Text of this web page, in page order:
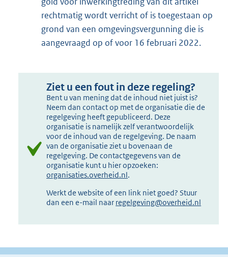
rechtmatig wordt verricht of is toegestaan op
grond van een omgevingsvergunning die is
aangevraagd op of voor 16 februari 2022.
Ziet u een fout in deze regeling?
Bent u van mening dat de inhoud niet juist is?
Neem dan contact op met de organisatie die de
regelgeving heeft gepubliceerd. Deze
organisatie is namelijk zelf verantwoordelijk
voor de inhoud van de regelgeving. De naam
van de organisatie ziet u bovenaan de
regelgeving. De contactgegevens van de
organisatie kunt u hier opzoeken:
organisaties.overheid.nl.
Werkt de website of een link niet goed? Stuur
dan een e-mail naar regelgeving@overheid.nl